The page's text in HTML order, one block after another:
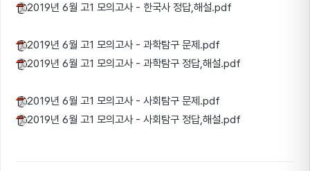
2019년 6월 고1 모의고사 - 한국사 정답,해설.pdf
2019년 6월 고1 모의고사 - 과학탐구 문제.pdf
2019년 6월 고1 모의고사 - 과학탐구 정답,해설.pdf
2019년 6월 고1 모의고사 - 사회탐구 문제.pdf
2019년 6월 고1 모의고사 - 사회탐구 정답,해설.pdf